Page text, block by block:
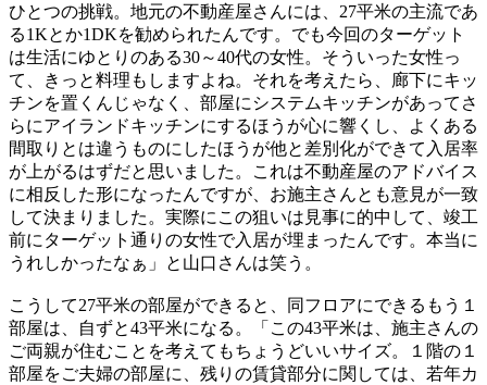
ひとつの挑戦。地元の不動産屋さんには、27平米の主流であ
る1Kとか1DKを勧められたんです。でも今回のターゲット
は生活にゆとりのある30～40代の女性。そういった女性っ
て、きっと料理もしますよね。それを考えたら、廊下にキッ
チンを置くんじゃなく、部屋にシステムキッチンがあってさ
らにアイランドキッチンにするほうが心に響くし、よくある
間取りとは違うものにしたほうが他と差別化ができて入居率
が上がるはずだと思いました。これは不動産屋のアドバイス
に相反した形になったんですが、お施主さんとも意見が一致
して決まりました。実際にこの狙いは見事に的中して、竣工
前にターゲット通りの女性で入居が埋まったんです。本当に
うれしかったなぁ」と山口さんは笑う。
こうして27平米の部屋ができると、同フロアにできるもう１
部屋は、自ずと43平米になる。「この43平米は、施主さんの
ご両親が住むことを考えてもちょうどいいサイズ。１階の１
部屋をご夫婦の部屋に、残りの賃貸部分に関しては、若年カ